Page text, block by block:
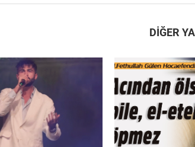
DIĞER